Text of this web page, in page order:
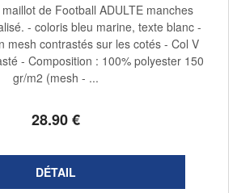
28.90€
de Football ADULTE manches
- coloris bleu marine, texte blanc -
mesh contrastés sur les cotés - Col V
- Composition : 100% polyester 150
gr/m2 (mesh - ...